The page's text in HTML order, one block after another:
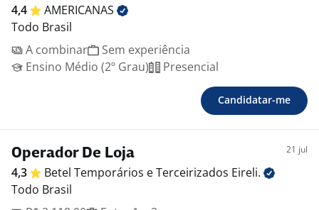
4,4
AMERICANAS
Todo Brasil
A combinar
Sem experiência
Ensino Médio (2º Grau)
Presencial
Candidatar-me
Operador De Loja 21 jul
4,3 Betel Temporários e Terceirizados Eireli.
Todo Brasil